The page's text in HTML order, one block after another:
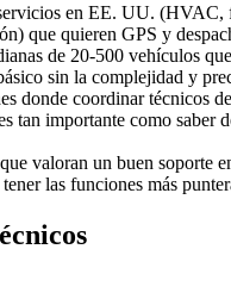
en EE. UU. (HVAC,
que quieren GPS y
de 20-500 vehículos
sin la complejidad y
donde coordinar técnicos
tan importante como saber
valoran un buen soporte
las funciones más